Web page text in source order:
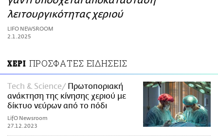
ΑΜΠΑ
PRINT
λειτουργικότητας χεριού
LIFO NEWSROOM
2.1.2025
ΧΕΡΙ ΠΡΟΣΦΑΤΕΣ ΕΙΔΗΣΕΙΣ
Τech & Science
Πρωτοποριακή
ανάκτηση της κίνησης χεριού με
δίκτυο νεύρων από το πόδι
LifO Newsroom
27.12.2023